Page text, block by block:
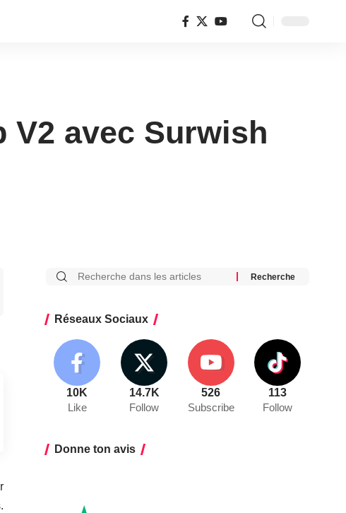
V2 avec Surwish
Réseaux Sociaux
10K
Like
14.7K
Follow
526
Subscribe
113
Follow
Donne ton avis